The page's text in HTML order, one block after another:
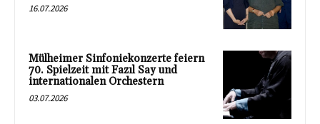
16.07.2026
Mülheimer Sinfoniekonzerte feiern
70. Spielzeit mit Fazıl Say und
internationalen Orchestern
03.07.2026